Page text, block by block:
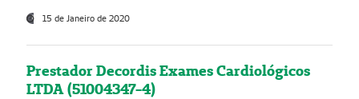
15 de Janeiro de 2020
Prestador Decordis Exames Cardiológicos
LTDA (51004347-4)